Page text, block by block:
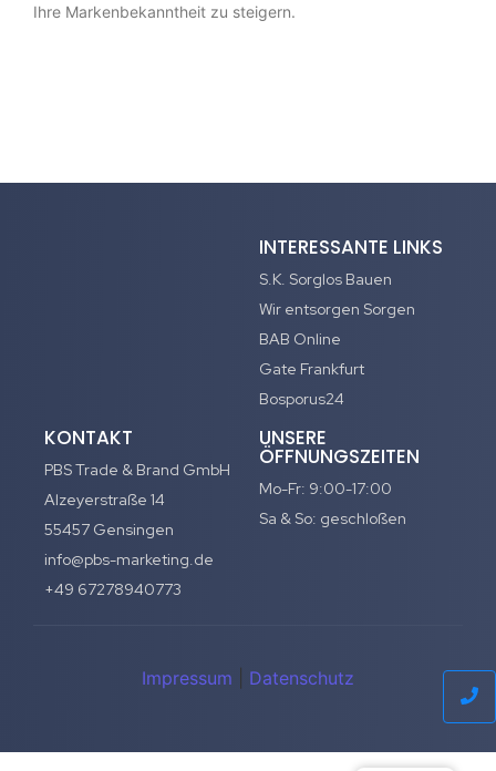
Ihre Markenbekanntheit zu steigern.
INTERESSANTE LINKS
S.K. Sorglos Bauen
Wir entsorgen Sorgen
BAB Online
Gate Frankfurt
Bosporus24
KONTAKT
PBS Trade & Brand GmbH
Alzeyerstraße 14
55457 Gensingen
info@pbs-marketing.de
+49 67278940773
UNSERE
ÖFFNUNGSZEITEN
Mo-Fr: 9:00-17:00
Sa & So: geschloßen
Impressum Datenschutz